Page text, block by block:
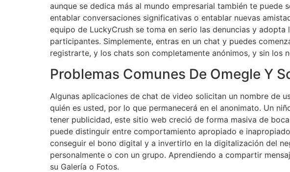
aunque se dedica más al mundo empresarial también te
entablar conversaciones significativas o entablar nuevas
equipo de LuckyCrush se toma en serio las denuncias y
participantes. Simplemente, entras en un chat y puedes
registrarte, y los chats son completamente anónimos, y sin los
Problemas Comunes De Omegle Y
Algunas aplicaciones de chat de video solicitan un nombre de
quién es usted, por lo que permanecerá en el anonimato. Un
tener publicidad, este sitio web creció de forma masiva de
puede distinguir entre comportamiento apropiado e
conseguir el bono digital y a invertirlo en la digitalización del
personalmente o con un grupo. Aprendiendo a compartir
su Galería o Fotos.